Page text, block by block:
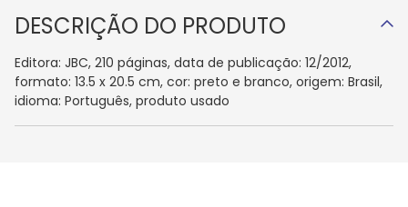
DESCRIÇÃO DO PRODUTO
Editora: JBC, 210 páginas, data de publicação: 12/2012,
formato: 13.5 x 20.5 cm, cor: preto e branco, origem: Brasil,
idioma: Português, produto usado